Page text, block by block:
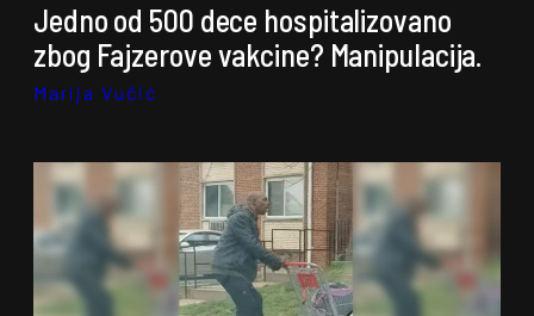
Jedno od 500 dece hospitalizovano
zbog Fajzerove vakcine? Manipulacija.
Marija Vučić